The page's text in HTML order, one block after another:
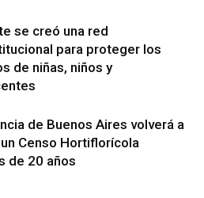
se creó una red
para proteger los
de niñas, niños y
de Buenos Aires volverá a
Censo Hortiflorícola
de 20 años